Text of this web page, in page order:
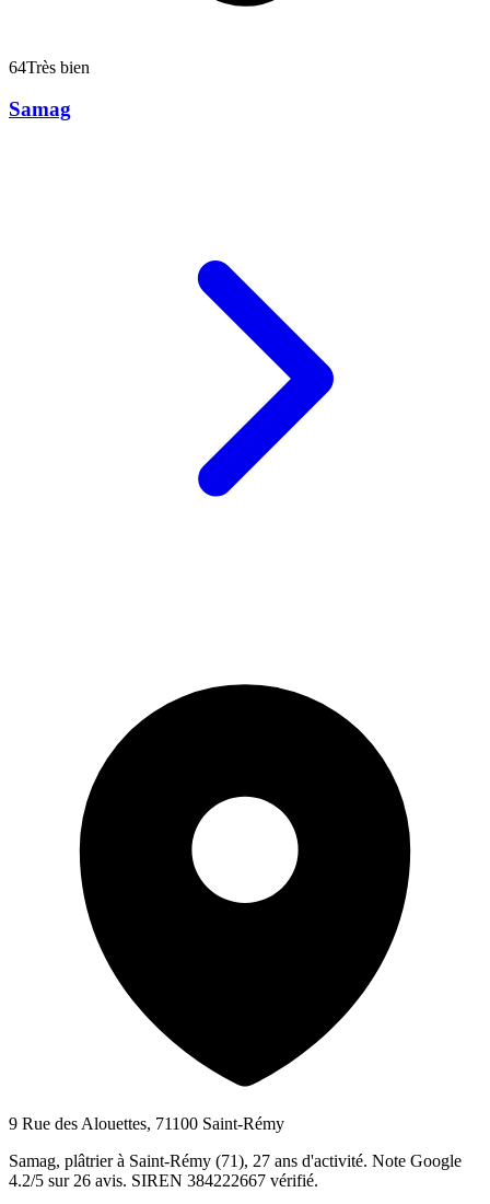
64Très bien
Samag
9 Rue des Alouettes, 71100 Saint-Rémy
Samag, plâtrier à Saint-Rémy (71), 27 ans d'activité. Note Google
4.2/5 sur 26 avis. SIREN 384222667 vérifié.